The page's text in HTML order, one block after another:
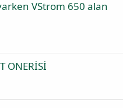
VStrom 650 alan
ONERİSİ